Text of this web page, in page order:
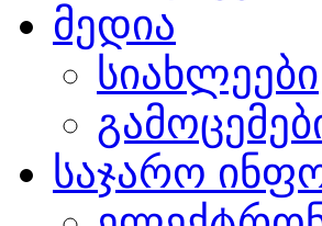
მედია
სიახლეები
საჯარო